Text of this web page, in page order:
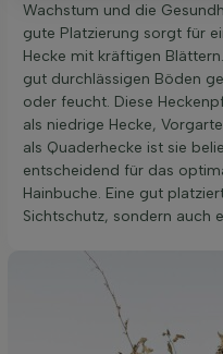
Wachstum und die
gute Platzierung sorgt für
Hecke mit kräftigen
gut durchlässigen Böden
oder feucht. Diese
als niedrige Hecke,
als Quaderhecke ist sie
entscheidend für das
Hainbuche. Eine gut
Sichtschutz, sondern auch